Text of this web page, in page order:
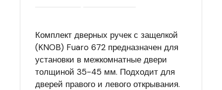
Комплект дверных ручек с защелкой
(KNOB) Fuaro 672 предназначен для
установки в межкомнатные двери
толщиной 35-45 мм. Подходит для
дверей правого и левого открывания.